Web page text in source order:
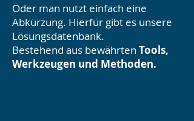
Oder man nutzt einfach eine
Abkürzung. Hierfür gibt es unsere
Lösungsdatenbank.
Bestehend aus bewährten Tools,
Werkzeugen und Methoden.